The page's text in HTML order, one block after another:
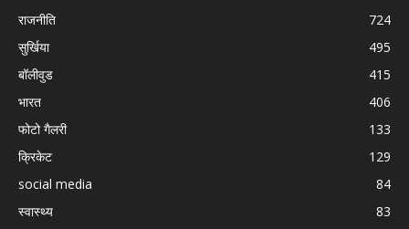
राजनीति
724
सुर्खिया
495
बॉलीवुड
415
भारत
406
फोटो गैलरी
133
क्रिकेट
129
social media
84
स्वास्थ्य
83